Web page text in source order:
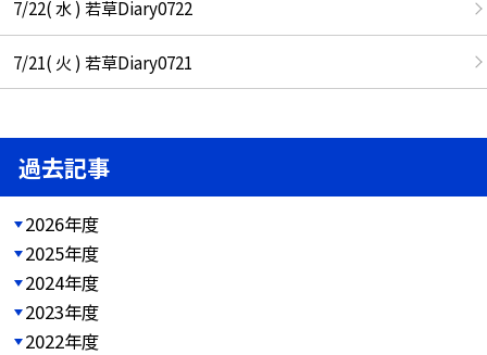
7/22( 水 ) 若草Diary0722
7/21( 火 ) 若草Diary0721
過去記事
2026年度
2025年度
2024年度
2023年度
2022年度